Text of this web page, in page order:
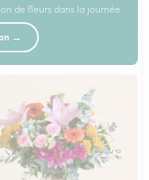
de fleurs dans la journée
→